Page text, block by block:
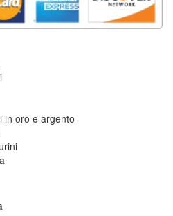
in oro e argento